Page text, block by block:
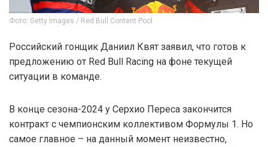
Фото: Getty Images / Red Bull Content Pool
Российский гонщик Даниил Квят заявил, что готов к
предложению от Red Bull Racing на фоне текущей
ситуации в команде.
В конце сезона-2024 у Серхио Переса закончится
контракт с чемпионским коллективом Формулы 1. Но
самое главное – на данный момент неизвестно,